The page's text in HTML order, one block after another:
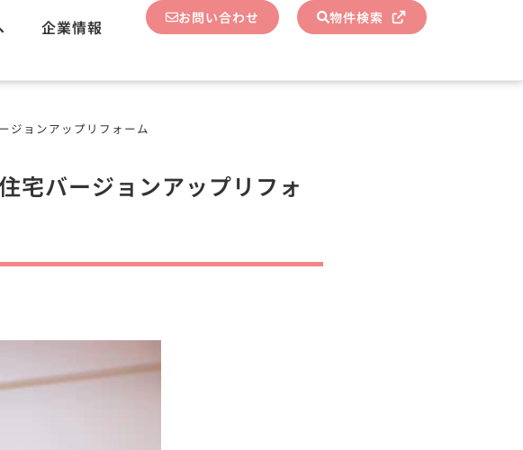
企業情報 お問い合わせ 物件検索
ジョンアップリフォーム
バージョンアップリフォ